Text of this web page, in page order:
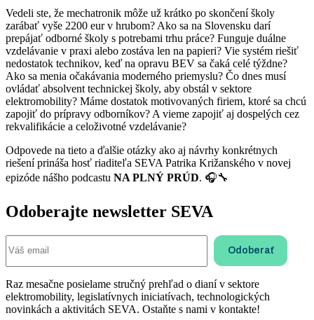
Vedeli ste, že mechatronik môže už krátko po skončení školy
zarábať vyše 2200 eur v hrubom? Ako sa na Slovensku darí
prepájať odborné školy s potrebami trhu práce? Funguje duálne
vzdelávanie v praxi alebo zostáva len na papieri? Vie systém riešiť
nedostatok technikov, keď na opravu BEV sa čaká celé týždne?
Ako sa menia očakávania moderného priemyslu? Čo dnes musí
ovládať absolvent technickej školy, aby obstál v sektore
elektromobility? Máme dostatok motivovaných firiem, ktoré sa chcú
zapojiť do prípravy odborníkov? A vieme zapojiť aj dospelých cez
rekvalifikácie a celoživotné vzdelávanie?
Odpovede na tieto a ďalšie otázky ako aj návrhy konkrétnych
riešení prináša hosť riaditeľa SEVA Patrika Križanského v novej
epizóde nášho podcastu NA PLNÝ PRÚD. 🎧🔧
Odoberajte newsletter SEVA
Raz mesačne posielame stručný prehľad o dianí v sektore
elektromobility, legislatívnych iniciatívach, technologických
novinkách a aktivitách SEVA. Ostaňte s nami v kontakte!